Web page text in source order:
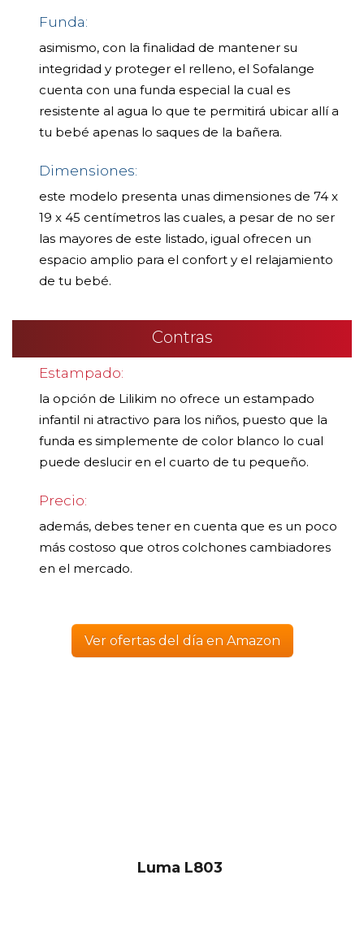
Funda:
asimismo, con la finalidad de mantener su
integridad y proteger el relleno, el Sofalange
cuenta con una funda especial la cual es
resistente al agua lo que te permitirá ubicar allí a
tu bebé apenas lo saques de la bañera.
Dimensiones:
este modelo presenta unas dimensiones de 74 x
19 x 45 centímetros las cuales, a pesar de no ser
las mayores de este listado, igual ofrecen un
espacio amplio para el confort y el relajamiento
de tu bebé.
Contras
Estampado:
la opción de Lilikim no ofrece un estampado
infantil ni atractivo para los niños, puesto que la
funda es simplemente de color blanco lo cual
puede deslucir en el cuarto de tu pequeño.
Precio:
además, debes tener en cuenta que es un poco
más costoso que otros colchones cambiadores
en el mercado.
Ver ofertas del día en Amazon
Luma L803